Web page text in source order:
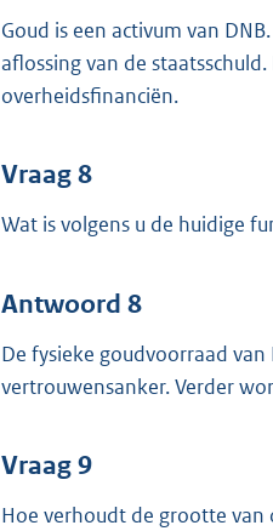
Goud is een activum van
aflossing van de
overheidsfinanciën.
Vraag 8
Wat is volgens u de huidige
Antwoord 8
De fysieke goudvoorraad
vertrouwensanker. Verder
Vraag 9
Hoe verhoudt de grootte